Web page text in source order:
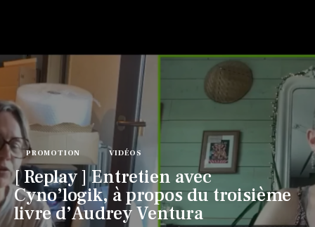
PROMOTION VIDÉOS
[ Replay ] Entretien avec
Cyno’logik, à propos du troisième
livre d’Audrey Ventura